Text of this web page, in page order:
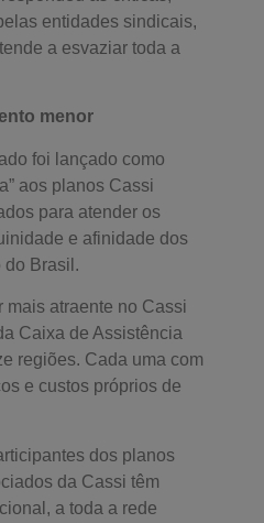
entidades sindicais,
a esvaziar toda a
menor
foi lançado como
aos planos Cassi
para atender os
e afinidade dos
do Brasil.
mais atraente no Cassi
Caixa de Assistência
regiões. Cada uma com
e custos próprios de
dos planos
da Cassi têm
a toda a rede